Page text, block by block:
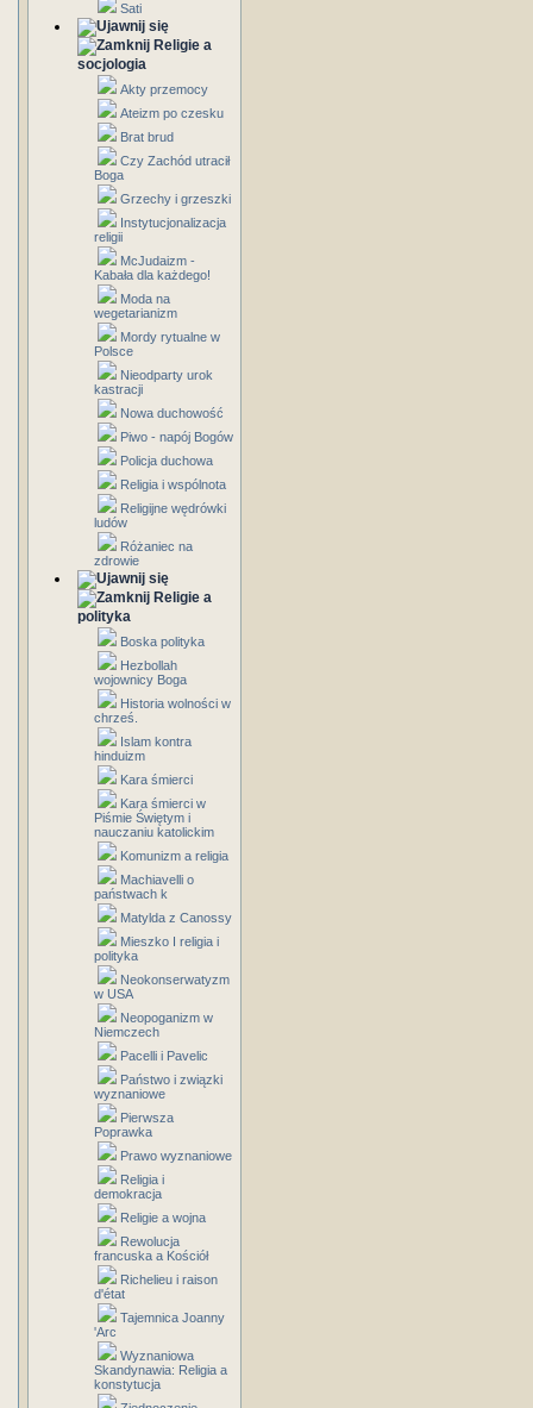
Sati
Religie a
socjologia
Akty przemocy
Ateizm po czesku
Brat brud
Czy Zachód utracił
Boga
Grzechy i grzeszki
Instytucjonalizacja
religii
McJudaizm -
Kabała dla każdego!
Moda na
wegetarianizm
Mordy rytualne w
Polsce
Nieodparty urok
kastracji
Nowa duchowość
Piwo - napój Bogów
Policja duchowa
Religia i wspólnota
Religijne wędrówki
ludów
Różaniec na
zdrowie
Religie a
polityka
Boska polityka
Hezbollah
wojownicy Boga
Historia wolności w
chrześ.
Islam kontra
hinduizm
Kara śmierci
Kara śmierci w
Piśmie Świętym i
nauczaniu katolickim
Komunizm a religia
Machiavelli o
państwach k
Matylda z Canossy
Mieszko I religia i
polityka
Neokonserwatyzm
w USA
Neopoganizm w
Niemczech
Pacelli i Pavelic
Państwo i związki
wyznaniowe
Pierwsza
Poprawka
Prawo wyznaniowe
Religia i
demokracja
Religie a wojna
Rewolucja
francuska a Kościół
Richelieu i raison
d'état
Tajemnica Joanny
'Arc
Wyznaniowa
Skandynawia: Religia a
konstytucja